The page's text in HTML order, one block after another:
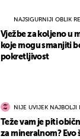
NAJSIGURNIJI OBLIK
Vježbe za koljeno u
koje mogu smanjiti
pokretljivost
NIJE UVIJEK NAJBOLJI
Teže vam je piti
za mineralnom?